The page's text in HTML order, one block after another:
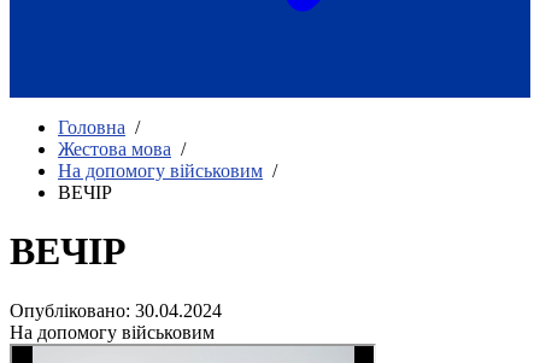
жестову мову.
УТОГ»: прийом заявок 2023
Флешмоб «Історії успіхів, які надихають»
Переклад жестовою мовою
Діяльність УТОГ
93 роки УТОГ
Історії та спогади ветеранів УТОГ
Головна /
Жестова мова /
На допомогу військовим /
ВЕЧІР
ВЕЧІР
Опубліковано: 30.04.2024
На допомогу військовим